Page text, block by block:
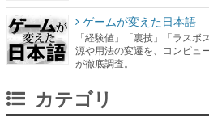
ゲームが変えた日本語
「経験値」「裏技」「ラス
源や用法の変遷を、コンピュ
が徹底調査。
カテゴリ